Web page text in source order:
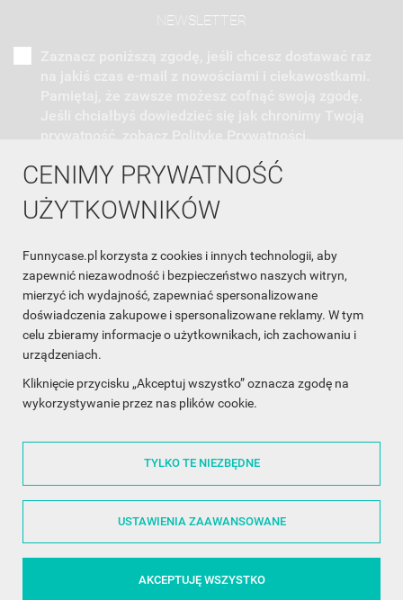
CENIMY PRYWATNOŚĆ
UŻYTKOWNIKÓW
Funnycase.pl korzysta z cookies i innych technologii, aby
zapewnić niezawodność i bezpieczeństwo naszych witryn,
mierzyć ich wydajność, zapewniać spersonalizowane
doświadczenia zakupowe i spersonalizowane reklamy. W tym
celu zbieramy informacje o użytkownikach, ich zachowaniu i
urządzeniach.
Kliknięcie przycisku „Akceptuj wszystko” oznacza zgodę na
wykorzystywanie przez nas plików cookie.
TYLKO TE NIEZBĘDNE
USTAWIENIA ZAAWANSOWANE
AKCEPTUJĘ WSZYSTKO
NEWSLETTER
INFORMACJA O SKLEPIE
INFORMACJE
OBSŁUGA KLIENTA
WSPÓŁPRACA
ŚLEDŹ NAS NA FACEBOOKU
Made with❤in Poland